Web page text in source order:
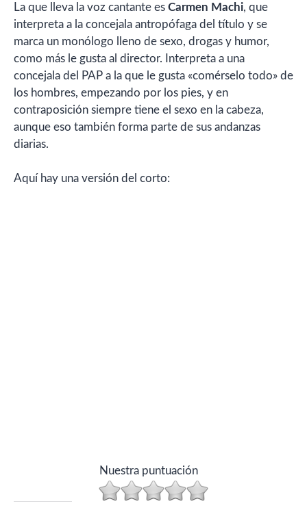
La que lleva la voz cantante es Carmen Machi, que
interpreta a la concejala antropófaga del título y se
marca un monólogo lleno de sexo, drogas y humor,
como más le gusta al director. Interpreta a una
concejala del PAP a la que le gusta «comérselo todo» de
los hombres, empezando por los pies, y en
contraposición siempre tiene el sexo en la cabeza,
aunque eso también forma parte de sus andanzas
diarias.
Aquí hay una versión del corto:
Nuestra puntuación